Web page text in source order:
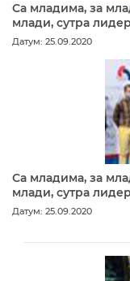
Са младима, за
млади, сутра
Датум: 25.09.2020
Са младима, за
млади, сутра
Датум: 25.09.2020